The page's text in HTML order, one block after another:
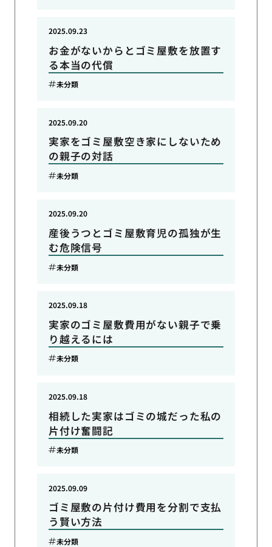
お金がないからとゴミ屋敷を放置す
る本当の代償
2025.09.23
未分類
実家をゴミ屋敷空き家にしないため
の親子の対話
2025.09.20
未分類
産後うつとゴミ屋敷育児の孤独が生
む危険信号
2025.09.20
未分類
実家のゴミ屋敷費用がない親子で乗
り越えるには
2025.09.18
未分類
相続した実家はゴミの城だった私の
片付け奮闘記
2025.09.18
未分類
ゴミ屋敷の片付け費用を分割で支払
う賢い方法
2025.09.09
未分類